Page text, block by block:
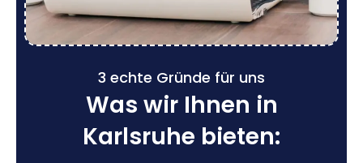
3 echte Gründe für uns
Was wir Ihnen in
Karlsruhe bieten: